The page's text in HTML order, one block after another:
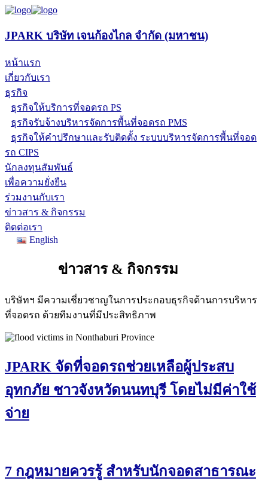
JPARK บริษัท เจนก้องไกล จำกัด (มหาชน)
หน้าแรก
เกี่ยวกับเรา
ธุรกิจ
ธุรกิจให้บริการที่จอดรถ PS
ธุรกิจรับจ้างบริหารจัดการพื้นที่จอดรถ PMS
ธุรกิจให้คำปรึกษาและรับติดตั้ง ระบบบริหารจัดการพื้นที่จอด
รถ CIPS
นักลงทุนสัมพันธ์
เพื่อความยั่งยืน
ร่วมงานกับเรา
ข่าวสาร & กิจกรรม
ติดต่อเรา
English
ข่าวสาร & กิจกรรม
บริษัทฯ มีความเชี่ยวชาญในการประกอบธุรกิจด้านการบริหาร
ที่จอดรถ ด้วยทีมงานที่มีประสิทธิภาพ
JPARK จัดที่จอดรถช่วยเหลือผู้ประสบ
อุทกภัย ชาวจังหวัดนนทบุรี โดยไม่มีค่าใช้
จ่าย
7 กฎหมายควรรู้ สำหรับนักจอดสาธารณะ